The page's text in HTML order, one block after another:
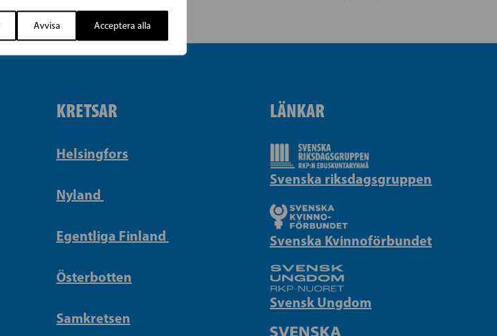
Avvisa Acceptera alla
KRETSAR
Helsingfors
Nyland
Egentliga Finland
Österbotten
Samkretsen
LÄNKAR
Svenska riksdagsgruppen
Svenska Kvinnoförbundet
Svensk Ungdom